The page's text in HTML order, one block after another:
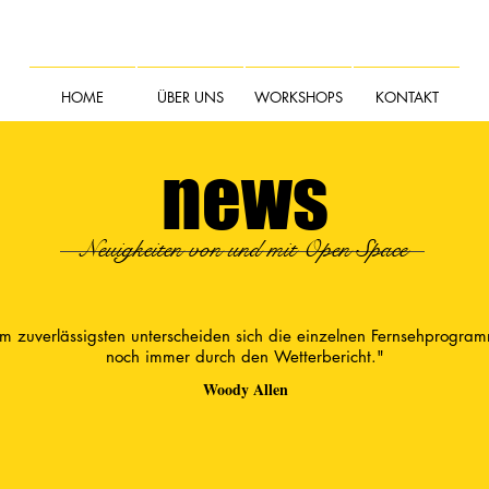
HOME ÜBER UNS WORKSHOPS KONTAKT
news
Neuigkeiten von und mit Open Space
zuverlässigsten unterscheiden sich die einzelnen
noch immer durch den Wetterbericht."
Woody Allen